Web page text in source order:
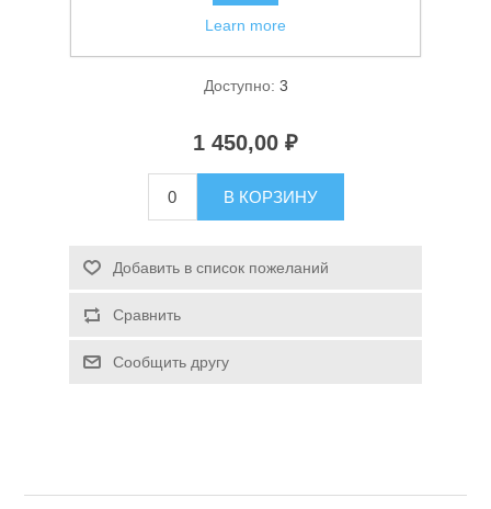
Спасательные средства
Фонарь кемпинговый Следопыт Неон-2
Доступно: 3
1 450,00 ₽
В КОРЗИНУ
Добавить в список пожеланий
Сравнить
Сообщить другу
Learn more